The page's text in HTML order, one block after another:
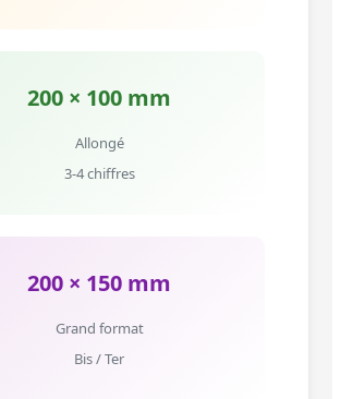
200 × 100 mm
Allongé
3-4 chiffres
200 × 150 mm
Grand format
Bis / Ter